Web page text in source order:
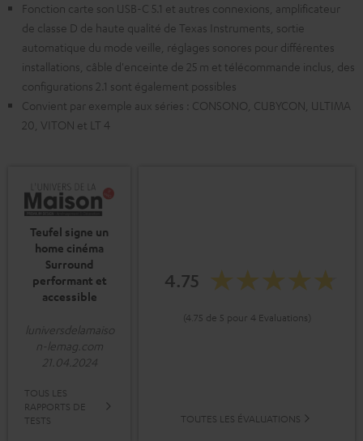
Fonction carte son USB-C 5.1 et autres connexions, amplificateur
de classe D de haute qualité de Texas Instruments, sortie
automatique du mode veille, réglages sonores pour différentes
installations, câble d'enceinte de 25 m et télécommande inclus, des
configurations 2.1 sont également possibles
Convient par exemple aux séries : CONSONO, CUBYCON, ULTIMA
20, VITON et LT 4
Teufel signe un
home cinéma
Surround
performant et
accessible
luniversdelamaiso
n-lemag.com
21.04.2024
TOUS LES
RAPPORTS DE
TESTS
4.75
(4.75 de 5 pour 4 Evaluations)
TOUTES LES ÉVALUATIONS